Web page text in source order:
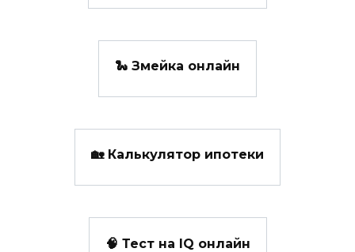
🐍 Змейка онлайн
🏡 Калькулятор ипотеки
🧠 Тест на IQ онлайн